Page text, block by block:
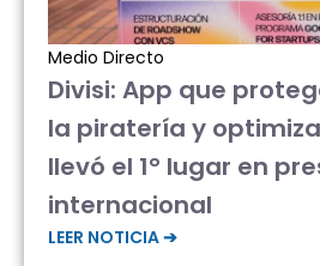
Medio Directo
Divisi: App que
la piratería y
llevó el 1° lugar en
internacional
LEER NOTICIA ➔